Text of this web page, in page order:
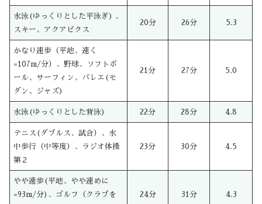
水泳(ゆっくりとした平泳ぎ) 、
スキー、アクアビクス
20分 26分 5.3
かなり速歩（平地、速く
=107m/分）、野球、ソフトボ
ール、サーフィン、バレエ(モ
ダン、ジャズ)
21分 27分 5.0
水泳(ゆっくりとした背泳) 22分 28分 4.8
テニス(ダブルス、試合）、水
中歩行（中等度）、ラジオ体操
第２
23分 30分 4.5
やや速歩(平地、やや速めに
=93m/分)、ゴルフ（クラブを
24分 31分 4.3